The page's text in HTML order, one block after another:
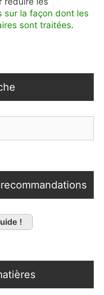
sur la façon dont les
sont traitées.
!